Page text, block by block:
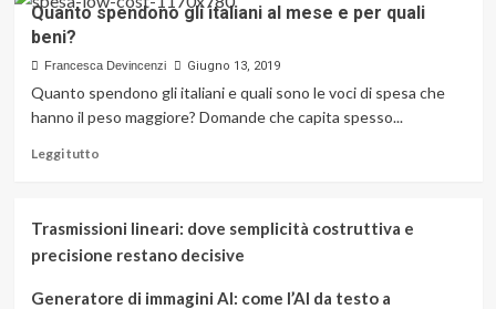
Quanto spendono gli italiani al mese e per quali
beni?
Francesca Devincenzi Giugno 13, 2019
Quanto spendono gli italiani e quali sono le voci di spesa che
hanno il peso maggiore? Domande che capita spesso...
Leggi tuttoLeggi
Quanto
spendono
italiani
Trasmissioni lineari: dove semplicità costruttiva e
precisione restano decisive
Generatore di immagini AI: come l’AI da testo a